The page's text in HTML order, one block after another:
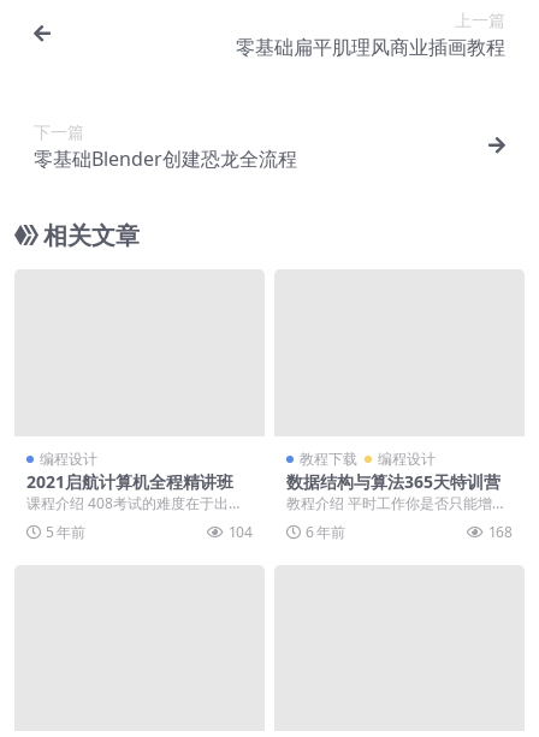
上一篇
零基础扁平肌理风商业插画教程
下一篇
零基础Blender创建恐龙全流程
相关文章
编程设计
2021启航计算机全程精讲班
课程介绍 408考试的难度在于出题
面十分广泛，题型千变万化，唯有
把基础打扎实才能...
5 年前 104
教程下载 编程设计
数据结构与算法365天特训营
教程介绍 平时工作你是否只能增删
改查粘贴复制？因为没系统学过算
法导致稍有逻辑的业...
6 年前 168